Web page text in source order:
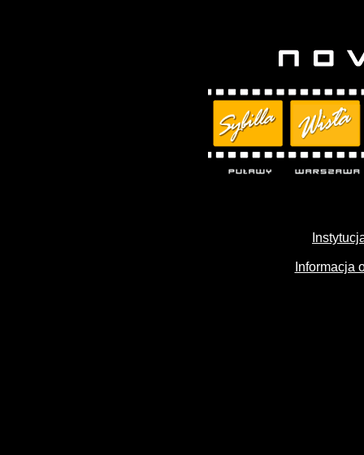
Informacja